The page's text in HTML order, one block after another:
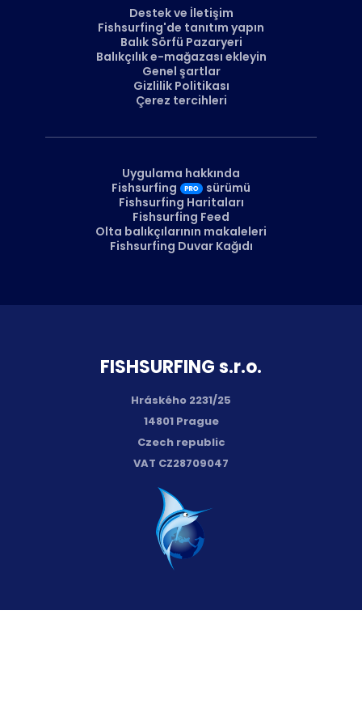
FISH­SURFING s.r.o.
Hráského 2231/25
14801 Prague
Czech republic
VAT CZ28709047
Destek ve İletişim
Fishsurfing'de tanıtım yapın
Balık Sörfü Pazaryeri
Balıkçılık e-mağazası ekleyin
Genel şartlar
Gizlilik Politikası
Çerez tercihleri
Uygulama hakkında
Fishsurfing
sürümü
Fishsurfing Haritaları
Fishsurfing Feed
Olta balıkçılarının makaleleri
Fishsurfing Duvar Kağıdı